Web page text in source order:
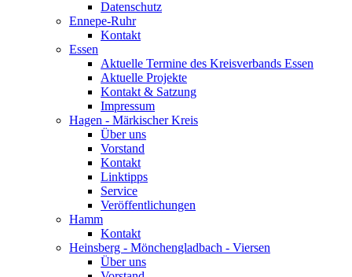
Datenschutz
Ennepe-Ruhr
Kontakt
Essen
Aktuelle Termine des Kreisverbands Essen
Aktuelle Projekte
Kontakt & Satzung
Impressum
Hagen - Märkischer Kreis
Über uns
Vorstand
Kontakt
Linktipps
Service
Veröffentlichungen
Hamm
Kontakt
Heinsberg - Mönchengladbach - Viersen
Über uns